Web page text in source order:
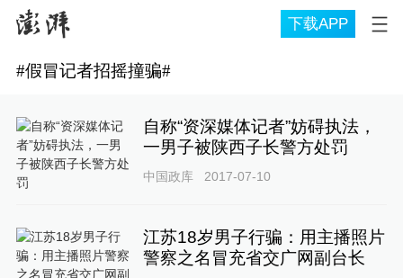
下载APP
#假冒记者招摇撞骗#
自称“资深媒体记者”妨碍执法，
一男子被陕西子长警方处罚
中国政库 2017-07-10
江苏18岁男子行骗：用主播照片
警察之名冒充省交广网副台长